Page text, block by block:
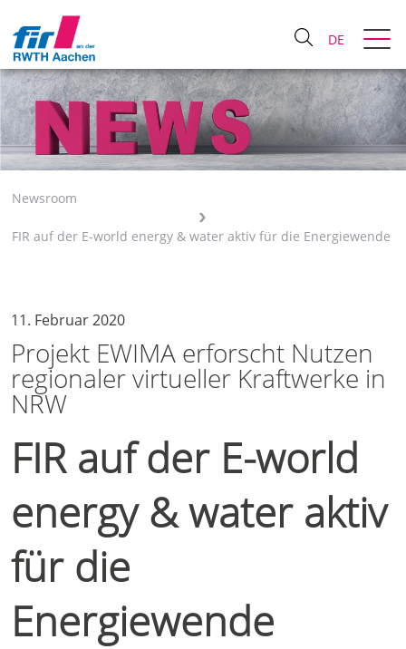
DE
Newsroom
FIR auf der E-world energy & water aktiv für die Energiewende
11. Februar 2020
Projekt EWIMA erforscht Nutzen
regionaler virtueller Kraftwerke in
NRW
FIR auf der E-world
energy & water aktiv
für die
Energiewende